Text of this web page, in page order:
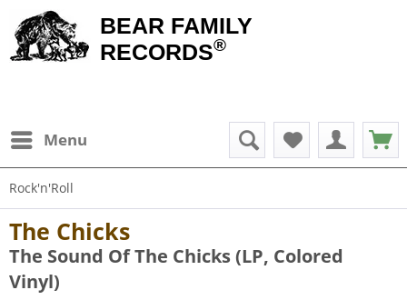
BEAR FAMILY
RECORDS®
Menu
Rock'n'Roll
The Chicks
The Sound Of The Chicks (LP, Colored
Vinyl)